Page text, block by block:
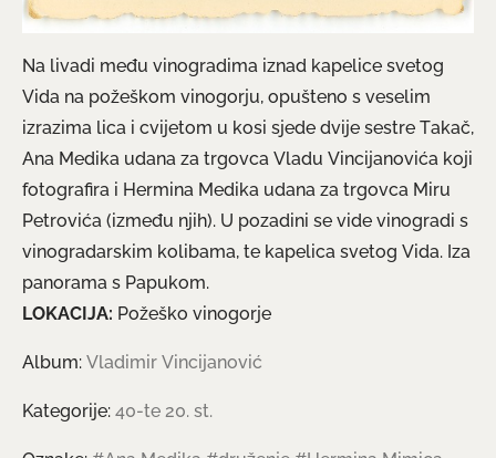
Na livadi među vinogradima iznad kapelice svetog
Vida na požeškom vinogorju, opušteno s veselim
izrazima lica i cvijetom u kosi sjede dvije sestre Takač,
Ana Medika udana za trgovca Vladu Vincijanovića koji
fotografira i Hermina Medika udana za trgovca Miru
Petrovića (između njih). U pozadini se vide vinogradi s
vinogradarskim kolibama, te kapelica svetog Vida. Iza
panorama s Papukom.
LOKACIJA: Požeško vinogorje
Album: Vladimir Vincijanović
Kategorije: 40-te 20. st.